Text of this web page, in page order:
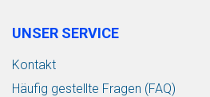
UNSER SERVICE
Kontakt
Häufig gestellte Fragen (FAQ)